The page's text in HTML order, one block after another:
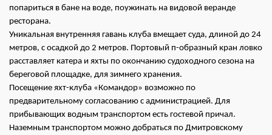
попариться в бане на воде, поужинать на видовой веранде
ресторана.
Уникальная внутренняя гавань клуба вмещает суда, длиной до 24
метров, с осадкой до 2 метров. Портовый п-образный кран ловко
расставляет катера и яхты по окончанию судоходного сезона на
береговой площадке, для зимнего хранения.
Посещение яхт-клуба «Командор» возможно по
предварительному согласованию с администрацией. Для
прибывающих водным транспортом есть гостевой причал.
Наземным транспортом можно добраться по Дмитровскому